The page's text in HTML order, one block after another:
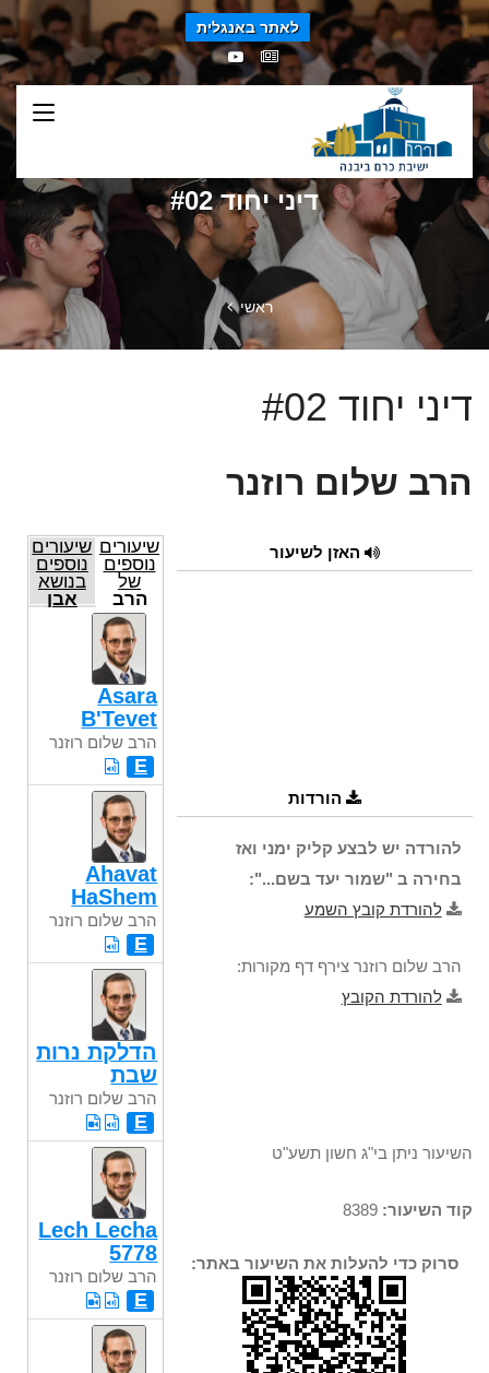
לאתר באנגלית
דיני יחוד #02
ראשי
דיני יחוד #02
הרב שלום רוזנר
האזן לשיעור
הורדות
להורדה יש לבצע קליק ימני ואז
בחירה ב "שמור יעד בשם...":
להורדת קובץ השמע
הרב שלום רוזנר צירף דף מקורות:
להורדת הקובץ
השיעור ניתן בי"ג חשון תשע"ט
קוד השיעור:
סרוק כדי להעלות את השיעור באתר:
שיעורים
נוספים
של
הרב
שלום
רוזנר
שיעורים
נוספים
בנושא
אבן
Asara
B'Tevet
הרב שלום רוזנר
E
Ahavat
HaShem
הרב שלום רוזנר
E
הדלקת נרות
שבת
הרב שלום רוזנר
E
Lech Lecha
5778
הרב שלום רוזנר
E